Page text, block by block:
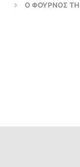
Ο ΦΟΥΡΝΟΣ